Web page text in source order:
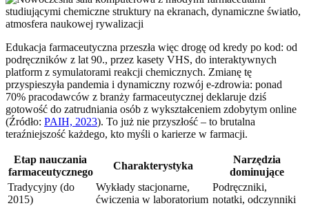
Edukacja farmaceutyczna przeszła więc drogę od kredy po kod: od
podręczników z lat 90., przez kasety VHS, do interaktywnych
platform z symulatorami reakcji chemicznych. Zmianę tę
przyspieszyła pandemia i dynamiczny rozwój e-zdrowia: ponad
70% pracodawców z branży farmaceutycznej deklaruje dziś
gotowość do zatrudniania osób z wykształceniem zdobytym online
(Źródło: PAIH, 2023). To już nie przyszłość – to brutalna
teraźniejszość każdego, kto myśli o karierze w farmacji.
Etap nauczania
farmaceutycznego
Charakterystyka
Narzędzia
dominujące
Tradycyjny (do
2015)
Wykłady stacjonarne,
ćwiczenia w laboratorium
Podręczniki,
notatki, odczynniki